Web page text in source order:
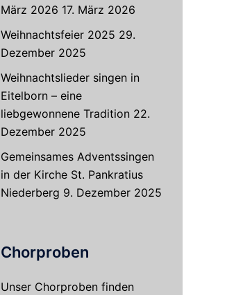
März 2026 17. März 2026
Weihnachtsfeier 2025 29.
Dezember 2025
Weihnachtslieder singen in
Eitelborn – eine
liebgewonnene Tradition 22.
Dezember 2025
Gemeinsames Adventssingen
in der Kirche St. Pankratius
Niederberg 9. Dezember 2025
Chorproben
Unser Chorproben finden